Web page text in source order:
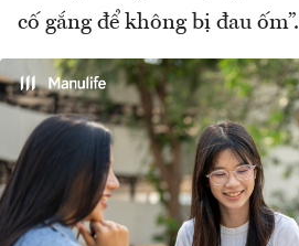
cố gắng để không bị đau ốm”.